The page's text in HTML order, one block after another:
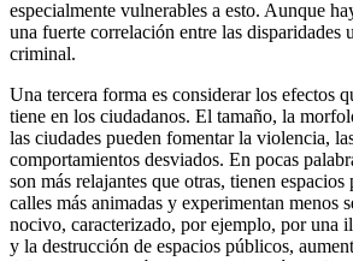
especialmente vulnerables a esto. Aunque
una fuerte correlación entre las disparidades
criminal.
Una tercera forma es considerar los efectos
tiene en los ciudadanos. El tamaño, la
las ciudades pueden fomentar la violencia,
comportamientos desviados. En pocas
son más relajantes que otras, tienen
calles más animadas y experimentan menos
nocivo, caracterizado, por ejemplo, por una
y la destrucción de espacios públicos,